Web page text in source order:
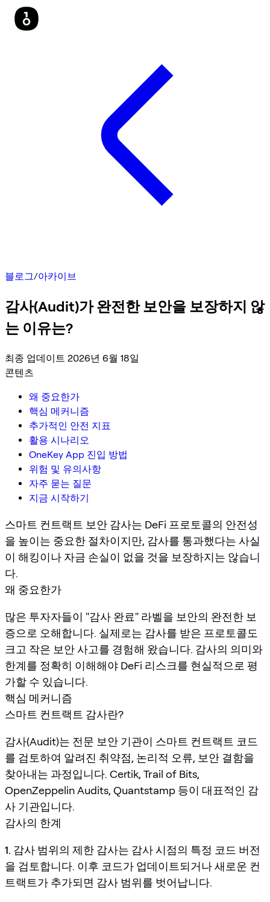
블로그/아카이브
감사(Audit)가 완전한 보안을 보장하지 않
는 이유는?
최종 업데이트 2026년 6월 18일
콘텐츠
왜 중요한가
핵심 메커니즘
추가적인 안전 지표
활용 시나리오
OneKey App 진입 방법
위험 및 유의사항
자주 묻는 질문
지금 시작하기
스마트 컨트랙트 보안 감사는 DeFi 프로토콜의 안전성
을 높이는 중요한 절차이지만, 감사를 통과했다는 사실
이 해킹이나 자금 손실이 없을 것을 보장하지는 않습니
다.
왜 중요한가
많은 투자자들이 "감사 완료" 라벨을 보안의 완전한 보
증으로 오해합니다. 실제로는 감사를 받은 프로토콜도
크고 작은 보안 사고를 경험해 왔습니다. 감사의 의미와
한계를 정확히 이해해야 DeFi 리스크를 현실적으로 평
가할 수 있습니다.
핵심 메커니즘
스마트 컨트랙트 감사란?
감사(Audit)는 전문 보안 기관이 스마트 컨트랙트 코드
를 검토하여 알려진 취약점, 논리적 오류, 보안 결함을
찾아내는 과정입니다. Certik, Trail of Bits,
OpenZeppelin Audits, Quantstamp 등이 대표적인 감
사 기관입니다.
감사의 한계
1. 감사 범위의 제한 감사는 감사 시점의 특정 코드 버전
을 검토합니다. 이후 코드가 업데이트되거나 새로운 컨
트랙트가 추가되면 감사 범위를 벗어납니다.